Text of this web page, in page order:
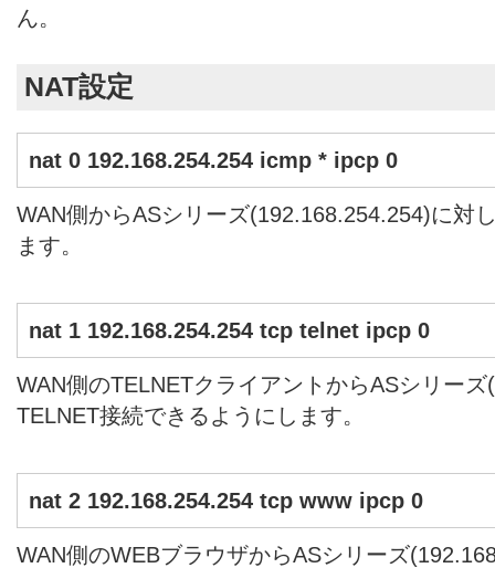
ん。
NAT設定
nat 0 192.168.254.254 icmp * ipcp 0
WAN側からASシリーズ(192.168.254.254)に対
ます。
nat 1 192.168.254.254 tcp telnet ipcp 0
WAN側のTELNETクライアントからASシリー
TELNET接続できるようにします。
nat 2 192.168.254.254 tcp www ipcp 0
WAN側のWEBブラウザからASシリーズ